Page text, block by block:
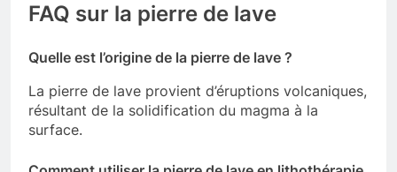
FAQ sur la pierre de lave
Quelle est l’origine de la pierre de lave ?
La pierre de lave provient d’éruptions volcaniques,
résultant de la solidification du magma à la
surface.